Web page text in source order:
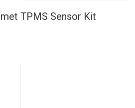
TPMS Sensor Kit